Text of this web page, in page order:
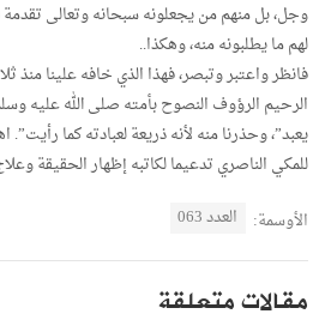
وجل، بل منهم من يجعلونه سبحانه وتعالى
لهم ما يطلبونه منه، وهكذا..
فانظر واعتبر وتبصر، فهذا الذي خافه علينا منذ
الرحيم الرؤوف النصوح بأمته صلى الله عليه
يعبد”، وحذرنا منه لأنه ذريعة لعبادته كما رأيت”.
للمكي الناصري تدعيما لكاتبه إظهار الحقيقة
الأوسمة: العدد 063
مقالات متعلقة